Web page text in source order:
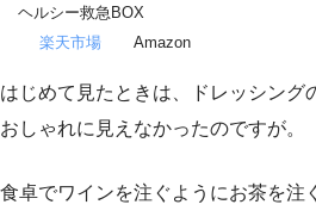
ヘルシー救急BOX
楽天市場
Amazon
はじめて見たときは、ドレッシング
おしゃれに見えなかったのですが。
食卓でワインを注ぐようにお茶を注